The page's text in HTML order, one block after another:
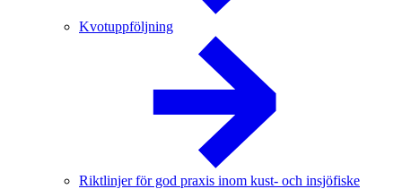
Kvotuppföljning
Riktlinjer för god praxis inom kust- och insjöfiske